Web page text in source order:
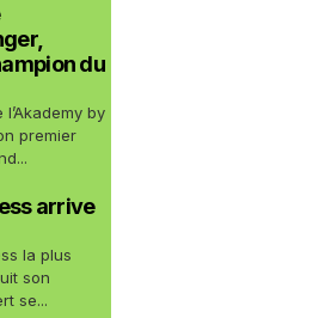
du
by
premier
arrive
la plus
son
se...